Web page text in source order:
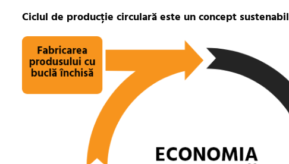
Ciclul de producție circulară este un concept sustenabil